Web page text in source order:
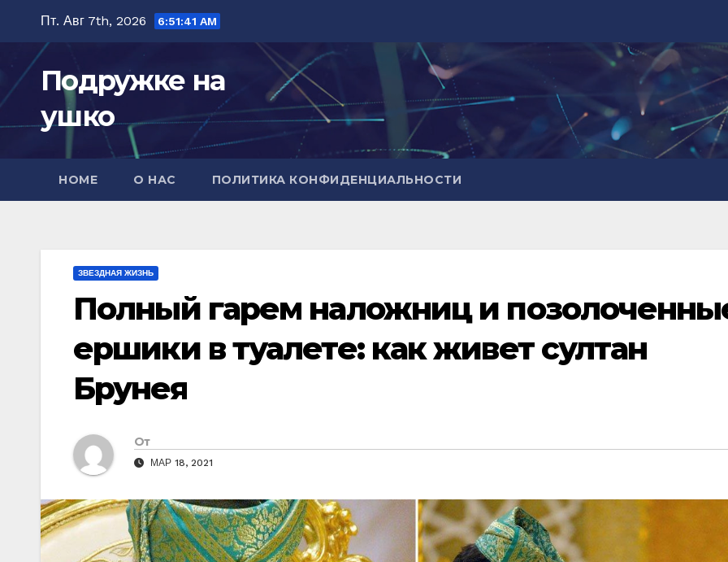
содержимому
Пт. Авг 7th, 2026 6:51:42 AM
Подружке на
ушко
HOME О НАС ПОЛИТИКА КОНФИДЕНЦИАЛЬНОСТИ
ЗВЕЗДНАЯ ЖИЗНЬ
Полный гарем наложниц и
ершики в туалете: как живет султан
Брунея
От
МАР 18, 2021